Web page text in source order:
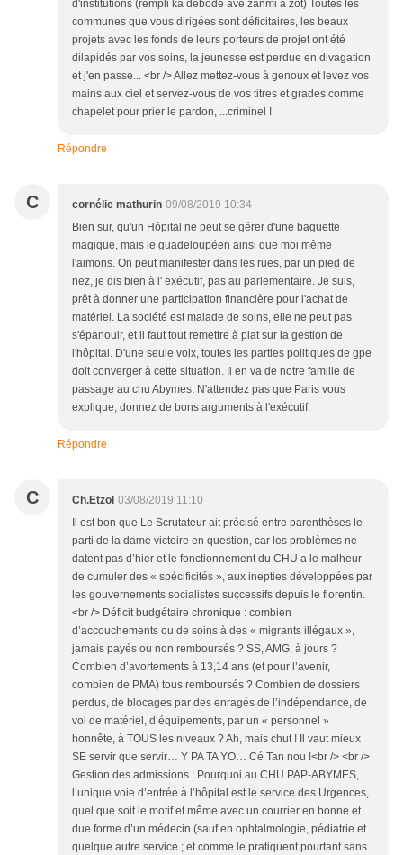
d'institutions (rempli ka débodé avé zanmi à zot) Toutes les
communes que vous dirigées sont déficitaires, les beaux
projets avec les fonds de leurs porteurs de projet ont été
dilapidés par vos soins, la jeunesse est perdue en divagation
et j'en passe... <br /> Allez mettez-vous à genoux et levez vos
mains aux ciel et servez-vous de vos titres et grades comme
chapelet pour prier le pardon, ...criminel !
Répondre
C cornélie mathurin 09/08/2019 10:34
Bien sur, qu'un Hôpital ne peut se gérer d'une baguette
magique, mais le guadeloupéen ainsi que moi même
l'aimons. On peut manifester dans les rues, par un pied de
nez, je dis bien à l' exécutif, pas au parlementaire. Je suis,
prêt à donner une participation financière pour l'achat de
matériel. La société est malade de soins, elle ne peut pas
s'épanouir, et il faut tout remettre à plat sur la gestion de
l'hôpital. D'une seule voix, toutes les parties politiques de gpe
doit converger à cette situation. Il en va de notre famille de
passage au chu Abymes. N'attendez pas que Paris vous
explique, donnez de bons arguments à l'exécutif.
Répondre
C Ch.Etzol 03/08/2019 11:10
Il est bon que Le Scrutateur ait précisé entre parenthèses le
parti de la dame victoire en question, car les problèmes ne
datent pas d’hier et le fonctionnement du CHU a le malheur
de cumuler des « spécificités », aux inepties développées par
les gouvernements socialistes successifs depuis le florentin.
<br /> Déficit budgétaire chronique : combien
d’accouchements ou de soins à des « migrants illégaux »,
jamais payés ou non remboursés ? SS, AMG, à jours ?
Combien d’avortements à 13,14 ans (et pour l’avenir,
combien de PMA) tous remboursés ? Combien de dossiers
perdus, de blocages par des enragés de l’indépendance, de
vol de matériel, d’équipements, par un « personnel »
honnête, à TOUS les niveaux ? Ah, mais chut ! Il vaut mieux
SE servir que servir… Y PA TA YO… Cé Tan nou !<br /> <br />
Gestion des admissions : Pourquoi au CHU PAP-ABYMES,
l’unique voie d’entrée à l’hôpital est le service des Urgences,
quel que soit le motif et même avec un courrier en bonne et
due forme d’un médecin (sauf en ophtalmologie, pédiatrie et
quelque autre service ; et comme le pratiquent pourtant sans